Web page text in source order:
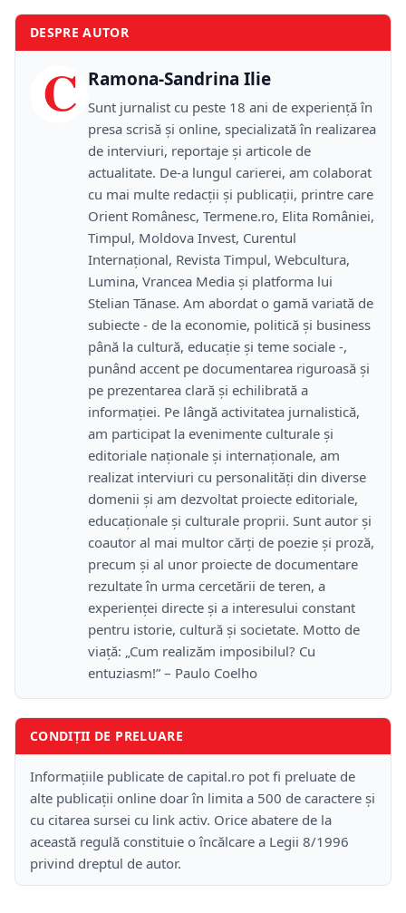
DESPRE AUTOR
C Ramona-Sandrina Ilie
Sunt jurnalist cu peste 18 ani de experiență în
presa scrisă și online, specializată în realizarea
de interviuri, reportaje și articole de
actualitate. De-a lungul carierei, am colaborat
cu mai multe redacții și publicații, printre care
Orient Românesc, Termene.ro, Elita României,
Timpul, Moldova Invest, Curentul
Internațional, Revista Timpul, Webcultura,
Lumina, Vrancea Media și platforma lui
Stelian Tănase. Am abordat o gamă variată de
subiecte - de la economie, politică și business
până la cultură, educație și teme sociale -,
punând accent pe documentarea riguroasă și
pe prezentarea clară și echilibrată a
informației. Pe lângă activitatea jurnalistică,
am participat la evenimente culturale și
editoriale naționale și internaționale, am
realizat interviuri cu personalități din diverse
domenii și am dezvoltat proiecte editoriale,
educaționale și culturale proprii. Sunt autor și
coautor al mai multor cărți de poezie și proză,
precum și al unor proiecte de documentare
rezultate în urma cercetării de teren, a
experienței directe și a interesului constant
pentru istorie, cultură și societate. Motto de
viață: „Cum realizăm imposibilul? Cu
entuziasm!” – Paulo Coelho
CONDIȚII DE PRELUARE
Informațiile publicate de capital.ro pot fi preluate de
alte publicații online doar în limita a 500 de caractere și
cu citarea sursei cu link activ. Orice abatere de la
această regulă constituie o încălcare a Legii 8/1996
privind dreptul de autor.